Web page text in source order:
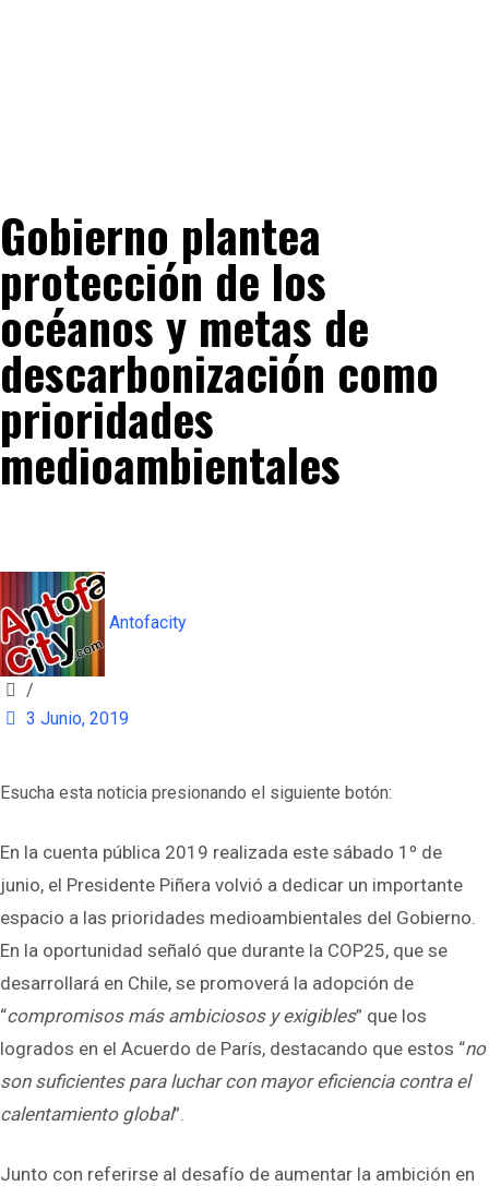
Gobierno plantea
protección de los
océanos y metas de
descarbonización como
prioridades
medioambientales
Antofacity
/
3 Junio, 2019
Esucha esta noticia presionando el siguiente botón:
En la cuenta pública 2019 realizada este sábado 1º de
junio, el Presidente Piñera volvió a dedicar un importante
espacio a las prioridades medioambientales del Gobierno.
En la oportunidad señaló que durante la COP25, que se
desarrollará en Chile, se promoverá la adopción de
“compromisos más ambiciosos y exigibles” que los
logrados en el Acuerdo de París, destacando que estos “no
son suficientes para luchar con mayor eficiencia contra el
calentamiento global”.
Junto con referirse al desafío de aumentar la ambición en